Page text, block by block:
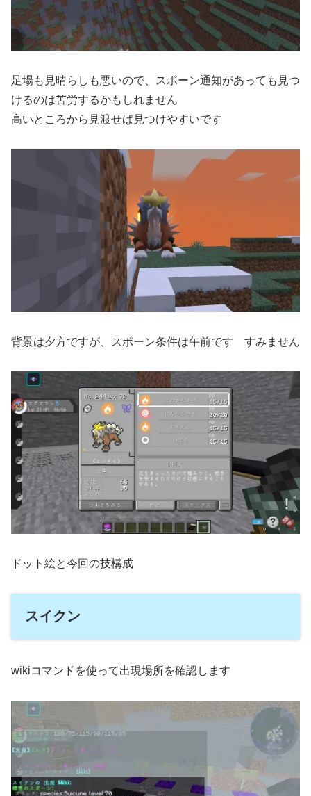
足場も見晴らしも悪いので、スポーン通知があっても見つ
けるのは苦労するかもしれません
高いところから見渡せば見つけやすいです
背景は夕方ですが、スポーン条件は午前です すみません
ドット絵と今回の技構成
スイクン
wikiコマンドを使って出現場所を確認します